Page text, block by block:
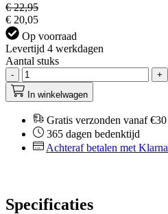
€ 22,95
€ 20,05
Op voorraad
Levertijd 4 werkdagen
Aantal stuks
-
+
In winkelwagen
Gratis verzonden vanaf €30
365 dagen bedenktijd
Achteraf betalen met Klarna
Specificaties